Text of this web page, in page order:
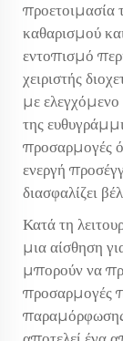
προετοιμασία
καθαρισμού
εντοπισμό
χειριστής
με
της
προσαρμογές
ενεργή
διασφαλίζει
Κατά τη
μια αίσθηση
μπορούν να
προσαρμογές